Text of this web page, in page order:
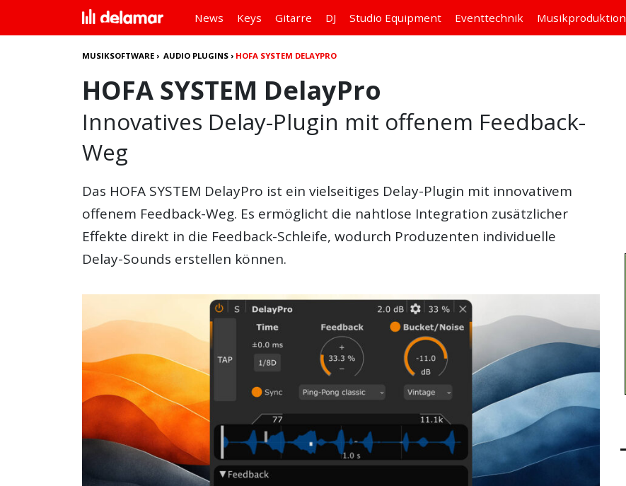
News Keys Gitarre DJ Studio Equipment Eventtechnik Musikproduktion
MUSIKSOFTWARE ›AUDIO PLUGINS › HOFA SYSTEM DELAYPRO
HOFA SYSTEM DelayPro
Innovatives Delay-Plugin mit offenem Feedback-
Weg
Das HOFA SYSTEM DelayPro ist ein vielseitiges Delay-Plugin mit innovativem
offenem Feedback-Weg. Es ermöglicht die nahtlose Integration zusätzlicher
Effekte direkt in die Feedback-Schleife, wodurch Produzenten individuelle
Delay-Sounds erstellen können.